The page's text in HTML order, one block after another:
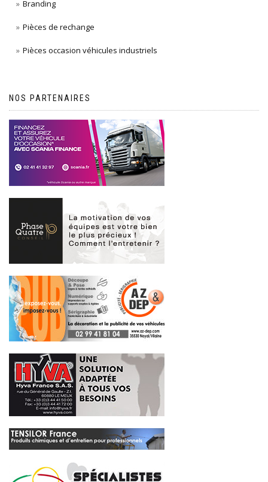
Branding
Pièces de rechange
Pièces occasion véhicules industriels
NOS PARTENAIRES